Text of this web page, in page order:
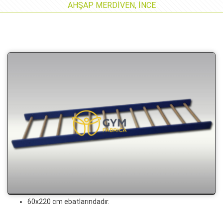
AHŞAP MERDİVEN, İNCE
60x220 cm ebatlarındadır.